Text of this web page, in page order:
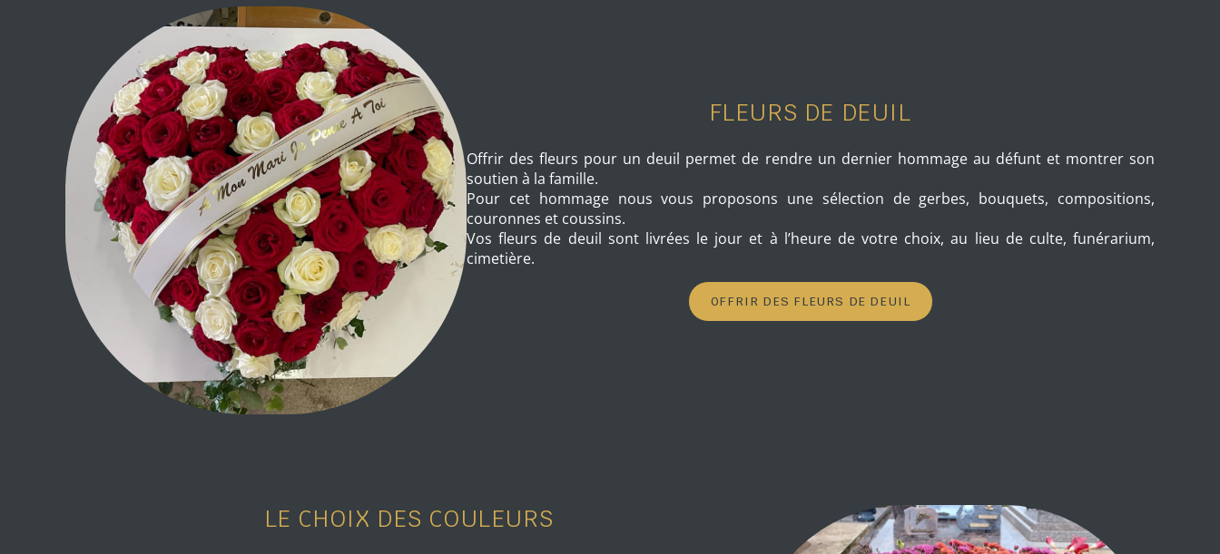
FLEURS DE DEUIL
Offrir des fleurs pour un deuil permet de rendre un dernier hommage au défunt et montrer son
soutien à la famille.
Pour cet hommage nous vous proposons une sélection de gerbes, bouquets, compositions,
couronnes et coussins.
Vos fleurs de deuil sont livrées le jour et à l’heure de votre choix, au lieu de culte, funérarium,
cimetière.
OFFRIR DES FLEURS DE DEUIL
LE CHOIX DES COULEURS